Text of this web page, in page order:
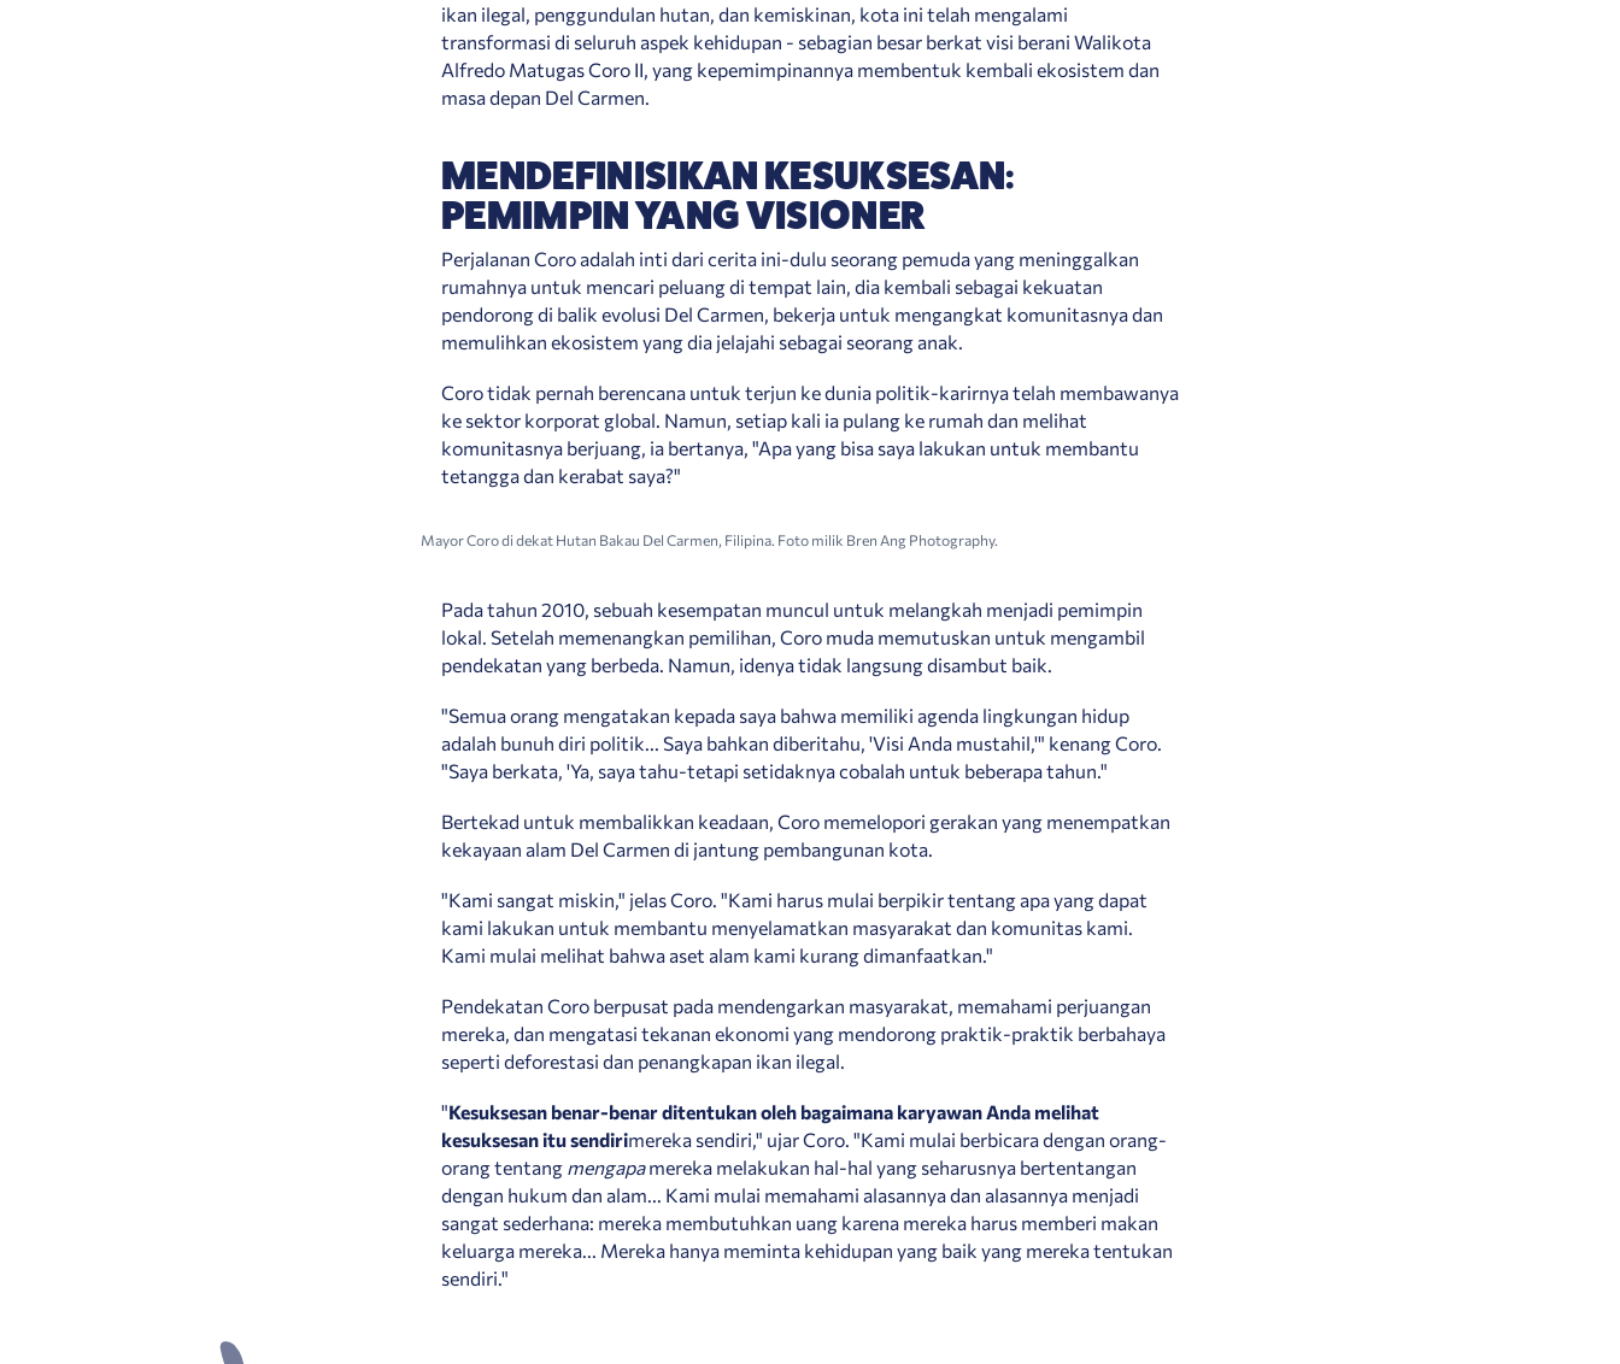
ikan ilegal, penggundulan hutan, dan kemiskinan, kota ini telah mengalami
transformasi di seluruh aspek kehidupan - sebagian besar berkat visi berani Walikota
Alfredo Matugas Coro II, yang kepemimpinannya membentuk kembali ekosistem dan
masa depan Del Carmen.
MENDEFINISIKAN KESUKSESAN:
PEMIMPIN YANG VISIONER
Perjalanan Coro adalah inti dari cerita ini-dulu seorang pemuda yang meninggalkan
rumahnya untuk mencari peluang di tempat lain, dia kembali sebagai kekuatan
pendorong di balik evolusi Del Carmen, bekerja untuk mengangkat komunitasnya dan
memulihkan ekosistem yang dia jelajahi sebagai seorang anak.
Coro tidak pernah berencana untuk terjun ke dunia politik-karirnya telah membawanya
ke sektor korporat global. Namun, setiap kali ia pulang ke rumah dan melihat
komunitasnya berjuang, ia bertanya, "Apa yang bisa saya lakukan untuk membantu
tetangga dan kerabat saya?"
Mayor Coro di dekat Hutan Bakau Del Carmen, Filipina. Foto milik Bren Ang Photography.
Pada tahun 2010, sebuah kesempatan muncul untuk melangkah menjadi pemimpin
lokal. Setelah memenangkan pemilihan, Coro muda memutuskan untuk mengambil
pendekatan yang berbeda. Namun, idenya tidak langsung disambut baik.
"Semua orang mengatakan kepada saya bahwa memiliki agenda lingkungan hidup
adalah bunuh diri politik... Saya bahkan diberitahu, 'Visi Anda mustahil,'" kenang Coro.
"Saya berkata, 'Ya, saya tahu-tetapi setidaknya cobalah untuk beberapa tahun."
Bertekad untuk membalikkan keadaan, Coro memelopori gerakan yang menempatkan
kekayaan alam Del Carmen di jantung pembangunan kota.
"Kami sangat miskin," jelas Coro. "Kami harus mulai berpikir tentang apa yang dapat
kami lakukan untuk membantu menyelamatkan masyarakat dan komunitas kami.
Kami mulai melihat bahwa aset alam kami kurang dimanfaatkan."
Pendekatan Coro berpusat pada mendengarkan masyarakat, memahami perjuangan
mereka, dan mengatasi tekanan ekonomi yang mendorong praktik-praktik berbahaya
seperti deforestasi dan penangkapan ikan ilegal.
"Kesuksesan benar-benar ditentukan oleh bagaimana karyawan Anda melihat
kesuksesan itu sendirimereka sendiri," ujar Coro. "Kami mulai berbicara dengan orang-
orang tentang mengapamereka melakukan hal-hal yang seharusnya bertentangan
dengan hukum dan alam... Kami mulai memahami alasannya dan alasannya menjadi
sangat sederhana: mereka membutuhkan uang karena mereka harus memberi makan
keluarga mereka... Mereka hanya meminta kehidupan yang baik yang mereka tentukan
sendiri."